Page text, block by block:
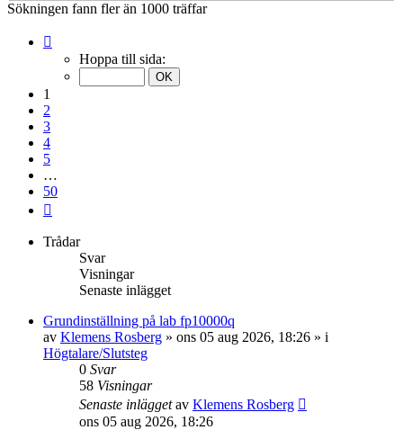
Sökningen fann fler än 1000 träffar
Hoppa till sida:
1
2
3
4
5
…
50
Trådar
Svar
Visningar
Senaste inlägget
Grundinställning på lab fp10000q
av Klemens Rosberg » ons 05 aug 2026, 18:26 » i
Högtalare/Slutsteg
0 Svar
58 Visningar
Senaste inläggetav Klemens Rosberg
ons 05 aug 2026, 18:26